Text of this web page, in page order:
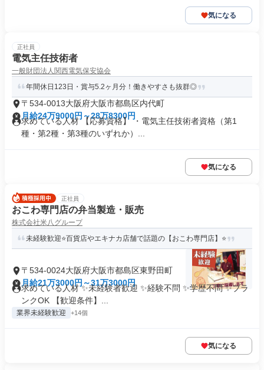
気になる
正社員
電気主任技術者
一般財団法人関西電気保安協会
年間休日123日・賞与5.2ヶ月分！働きやすさも抜群◎
〒534-0013大阪府大阪市都島区内代町
月給24万9000円～28万8300円
求めている人材 【応募資格】 ・電気主任技術者資格（第1
種・第2種・第3種のいずれか）...
気になる
正社員
おこわ専門店の弁当製造・販売
株式会社米八グループ
未経験歓迎⭐百貨店やエキナカ店舗で話題の【おこわ専門店】⭐
〒534-0024大阪府大阪市都島区東野田町
月給21万3000円～31万3000円
求めている人材 ✨未経験者歓迎 ✨経験不問 ✨学歴不問 ✨ブラ
ンクOK 【歓迎条件】...
業界未経験歓迎 +14個
気になる